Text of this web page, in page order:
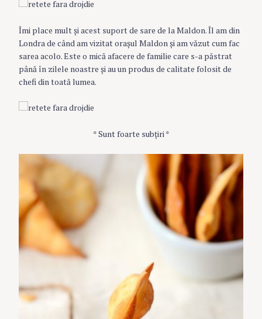
Îmi place mult şi acest suport de sare de la Maldon. Îl am din
Londra de când am vizitat oraşul Maldon şi am văzut cum fac
sarea acolo. Este o mică afacere de familie care s-a păstrat
până în zilele noastre şi au un produs de calitate folosit de
chefi din toată lumea.
* Sunt foarte subţiri *